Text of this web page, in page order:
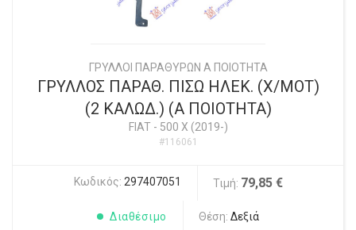
ΓΡΥΛΛΟΙ ΠΑΡΑΘΥΡΩΝ Α ΠΟΙΟΤΗΤΑ
ΓΡΥΛΛΟΣ ΠΑΡΑΘ. ΠΙΣΩ ΗΛΕΚ. (Χ/ΜΟΤ)
(2 ΚΑΛΩΔ.) (Α ΠΟΙΟΤΗΤΑ)
FIAT- 500 X (2019-)
#116061
Κωδικός: 297407051 Τιμή: 79,85 €
Διαθέσιμο Θέση: Δεξιά